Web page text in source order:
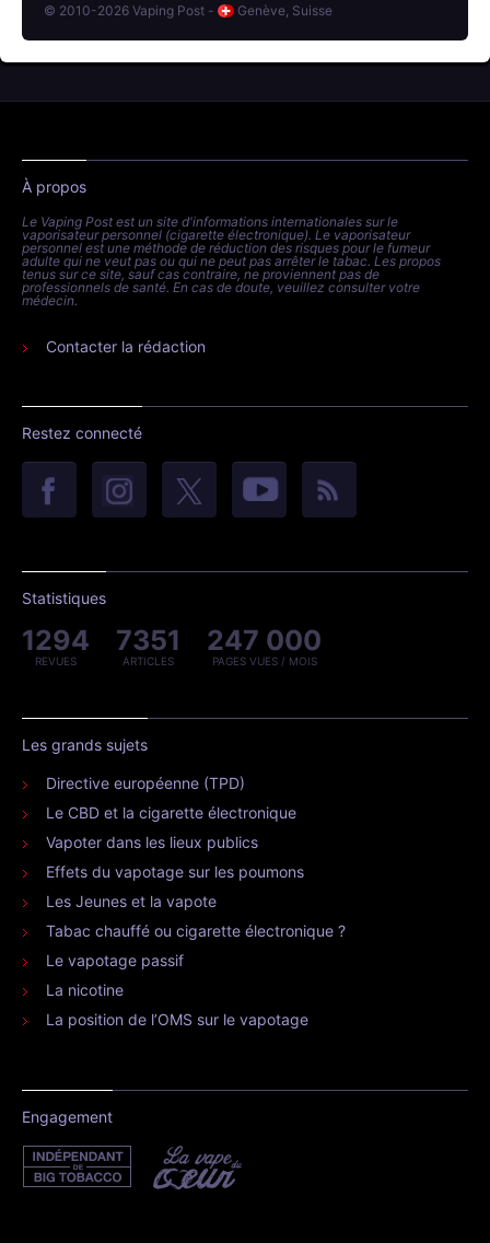
© 2010-2026 Vaping Post - Genève, Suisse
À propos
Le Vaping Post est un site d'informations internationales sur le
vaporisateur personnel (cigarette électronique). Le vaporisateur
personnel est une méthode de réduction des risques pour le fumeur
adulte qui ne veut pas ou qui ne peut pas arrêter le tabac. Les propos
tenus sur ce site, sauf cas contraire, ne proviennent pas de
professionnels de santé. En cas de doute, veuillez consulter votre
médecin.
Contacter la rédaction
Restez connecté
Statistiques
1294
REVUES
7351
ARTICLES
247 000
PAGES VUES / MOIS
Les grands sujets
Directive européenne (TPD)
Le CBD et la cigarette électronique
Vapoter dans les lieux publics
Effets du vapotage sur les poumons
Les Jeunes et la vapote
Tabac chauffé ou cigarette électronique ?
Le vapotage passif
La nicotine
La position de l’OMS sur le vapotage
Engagement